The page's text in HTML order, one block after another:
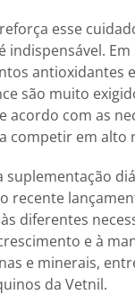
esse
antioxidantes
são muito
com as
competir em alto
recente
diferentes
e à
e minerais,
da Vetnil.